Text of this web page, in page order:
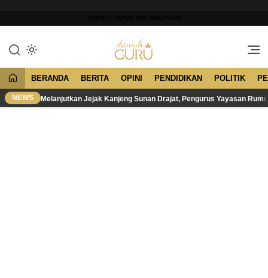
konten
Dawuh Guru
Merawat Tradisi, Membangun
BERANDA BERITA OPINI PENDIDIKAN POLITIK
NEWS Melanjutkan Jejak Kanjeng Sunan Drajat, Pengurus Yayasan